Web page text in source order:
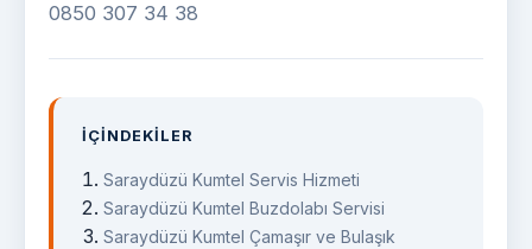
0850 307 34 38
İÇINDEKILER
Saraydüzü Kumtel Servis Hizmeti
Saraydüzü Kumtel Buzdolabı Servisi
Saraydüzü Kumtel Çamaşır ve Bulaşık